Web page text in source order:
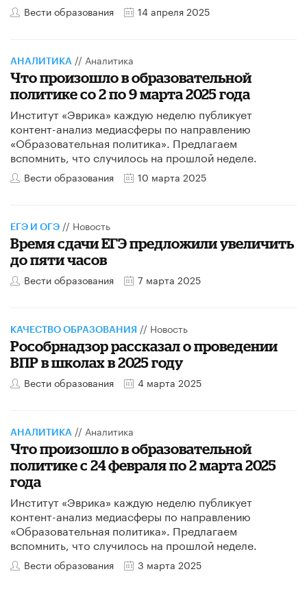
Вести образования 14 апреля 2025
АНАЛИТИКА // Аналитика
Что произошло в образовательной
политике со 2 по 9 марта 2025 года
Институт «Эврика» каждую неделю публикует
контент-анализ медиасферы по направлению
«Образовательная политика». Предлагаем
вспомнить, что случилось на прошлой неделе.
Вести образования 10 марта 2025
ЕГЭ И ОГЭ // Новость
Время сдачи ЕГЭ предложили увеличить
до пяти часов
Вести образования 7 марта 2025
КАЧЕСТВО ОБРАЗОВАНИЯ // Новость
Рособрнадзор рассказал о проведении
ВПР в школах в 2025 году
Вести образования 4 марта 2025
АНАЛИТИКА // Аналитика
Что произошло в образовательной
политике с 24 февраля по 2 марта 2025
года
Институт «Эврика» каждую неделю публикует
контент-анализ медиасферы по направлению
«Образовательная политика». Предлагаем
вспомнить, что случилось на прошлой неделе.
Вести образования 3 марта 2025